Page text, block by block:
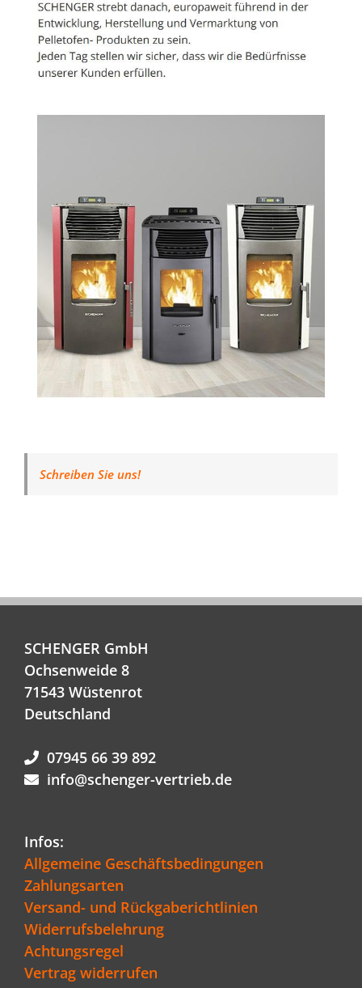
Schreiben Sie uns!
SCHENGER GmbH
Ochsenweide 8
71543 Wüstenrot
Deutschland
07945 66 39 892
info@schenger-vertrieb.de
Infos:
Allgemeine Geschäftsbedingungen
Zahlungsarten
Versand- und Rückgaberichtlinien
Widerrufsbelehrung
Achtungsregel
Vertrag widerrufen